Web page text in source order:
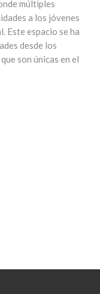
múltiples
a los jóvenes
Este espacio se ha
desde los
son únicas en el